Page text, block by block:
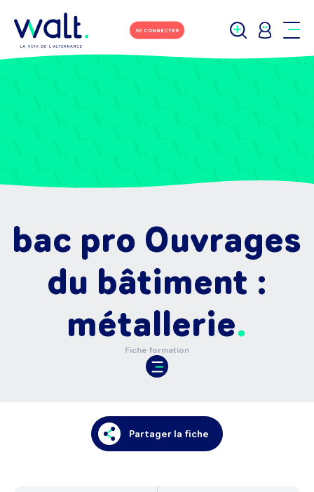
SE CONNECTER
bac pro Ouvrages
du bâtiment :
métallerie
Fiche formation
Partager la fiche